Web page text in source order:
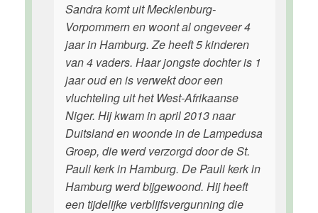
Sandra komt uit Mecklenburg-
Vorpommern en woont al ongeveer 4
jaar in Hamburg. Ze heeft 5 kinderen
van 4 vaders. Haar jongste dochter is 1
jaar oud en is verwekt door een
vluchteling uit het West-Afrikaanse
Niger. Hij kwam in april 2013 naar
Duitsland en woonde in de Lampedusa
Groep, die werd verzorgd door de St.
Pauli kerk in Hamburg. De Pauli kerk in
Hamburg werd bijgewoond. Hij heeft
een tijdelijke verblijfsvergunning die